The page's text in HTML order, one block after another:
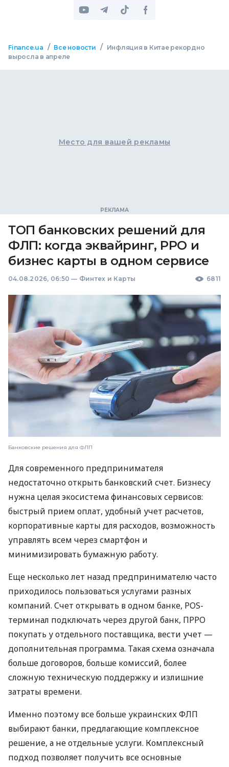
Finance.ua / Все новости /
Инфляция в Китае рекордно
выросла в апреле
Место для вашей рекламы
ТОП банковских решений для
ФЛП: когда эквайринг, РРО и
бизнес карты в одном сервисе
04.08.2026, 06:50 — Финтех и Карты 6811
Банковские решения для ФЛП
Для современного предпринимателя
недостаточно открыть банковский счет. Бизнесу
нужна целая экосистема финансовых сервисов:
быстрый прием оплат, удобный учет расчетов,
корпоративные карты для расходов, возможность
управлять всем через смартфон и
минимизировать бумажную работу.
Еще несколько лет назад предпринимателю часто
приходилось пользоваться услугами разных
компаний. Счет открывать в одном банке, POS-
терминал подключать через другой банк, ПРРО
покупать у отдельного поставщика, вести учет —
дополнительная программа. Такая схема означала
больше договоров, больше комиссий, более
сложную техническую поддержку и излишние
затраты времени.
Именно поэтому все больше украинских ФЛП
выбирают банки, предлагающие комплексное
решение, а не отдельные услуги. Комплексный
подход позволяет получить все основные